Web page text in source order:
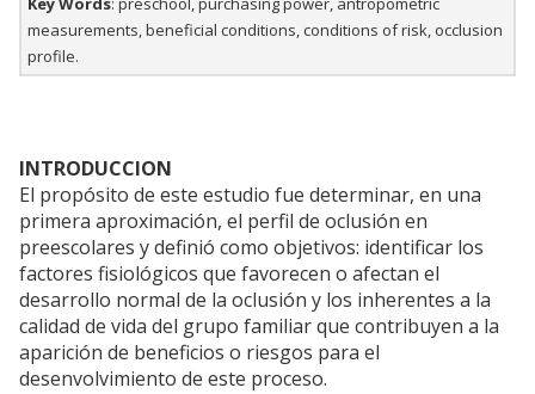
measurements, beneficial conditions, conditions of risk, occlusion
profile.
INTRODUCCION
El propósito de este estudio fue determinar, en una
primera aproximación, el perfil de oclusión en
preescolares y definió como objetivos: identificar los
factores fisiológicos que favorecen o afectan el
desarrollo normal de la oclusión y los inherentes a la
calidad de vida del grupo familiar que contribuyen a la
aparición de beneficios o riesgos para el
desenvolvimiento de este proceso.